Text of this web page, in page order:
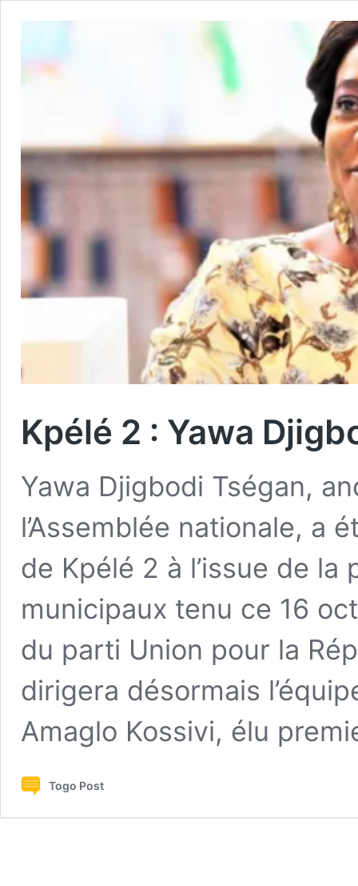
Kpélé 2 : Yawa
Yawa Djigbodi Tségan,
l’Assemblée nationale, a
de Kpélé 2 à l’issue de
municipaux tenu ce 16
du parti Union pour la
dirigera désormais
Amaglo Kossivi, élu
Togo Post